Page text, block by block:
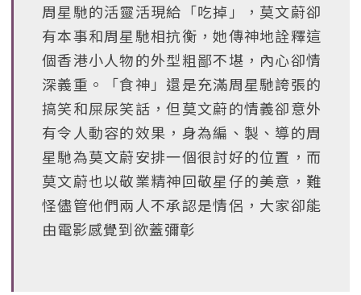
周星馳的活靈活現給「吃掉」，莫文蔚卻
有本事和周星馳相抗衡，她傳神地詮釋這
個香港小人物的外型粗鄙不堪，內心卻情
深義重。「食神」還是充滿周星馳誇張的
搞笑和屎尿笑話，但莫文蔚的情義卻意外
有令人動容的效果，身為編、製、導的周
星馳為莫文蔚安排一個很討好的位置，而
莫文蔚也以敬業精神回敬星仔的美意，難
怪儘管他們兩人不承認是情侶，大家卻能
由電影感覺到欲蓋彌彰